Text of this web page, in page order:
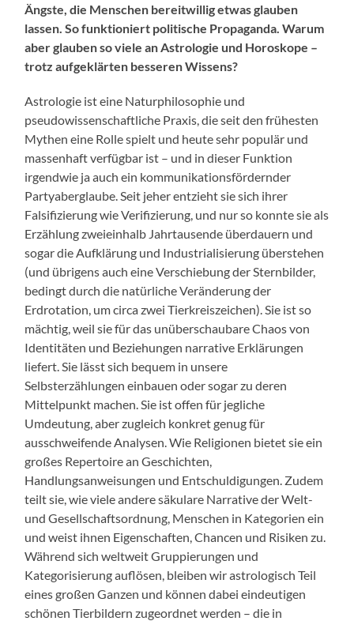
Ängste, die Menschen bereitwillig etwas glauben
lassen. So funktioniert politische Propaganda. Warum
aber glauben so viele an Astrologie und Horoskope –
trotz aufgeklärten besseren Wissens?
Astrologie ist eine Naturphilosophie und
pseudowissenschaftliche Praxis, die seit den frühesten
Mythen eine Rolle spielt und heute sehr populär und
massenhaft verfügbar ist – und in dieser Funktion
irgendwie ja auch ein kommunikationsfördernder
Partyaberglaube. Seit jeher entzieht sie sich ihrer
Falsifizierung wie Verifizierung, und nur so konnte sie als
Erzählung zweieinhalb Jahrtausende überdauern und
sogar die Aufklärung und Industrialisierung überstehen
(und übrigens auch eine Verschiebung der Sternbilder,
bedingt durch die natürliche Veränderung der
Erdrotation, um circa zwei Tierkreiszeichen). Sie ist so
mächtig, weil sie für das unüberschaubare Chaos von
Identitäten und Beziehungen narrative Erklärungen
liefert. Sie lässt sich bequem in unsere
Selbsterzählungen einbauen oder sogar zu deren
Mittelpunkt machen. Sie ist offen für jegliche
Umdeutung, aber zugleich konkret genug für
ausschweifende Analysen. Wie Religionen bietet sie ein
großes Repertoire an Geschichten,
Handlungsanweisungen und Entschuldigungen. Zudem
teilt sie, wie viele andere säkulare Narrative der Welt-
und Gesellschaftsordnung, Menschen in Kategorien ein
und weist ihnen Eigenschaften, Chancen und Risiken zu.
Während sich weltweit Gruppierungen und
Kategorisierung auflösen, bleiben wir astrologisch Teil
eines großen Ganzen und können dabei eindeutigen
schönen Tierbildern zugeordnet werden – die in